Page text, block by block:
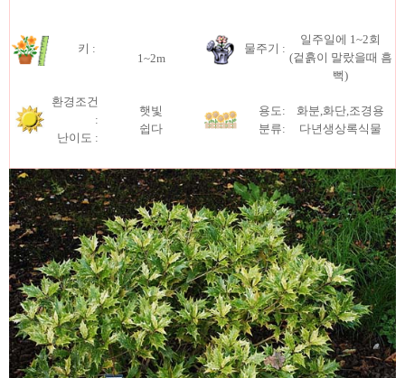
키 :
1~2m
물주기 :
일주일에 1~2회
(겉흙이 말랐을때 흠
뻑)
환경조건
:
난이도 :
햇빛
쉽다
용도:
분류:
화분,화단,조경용
다년생상록식물